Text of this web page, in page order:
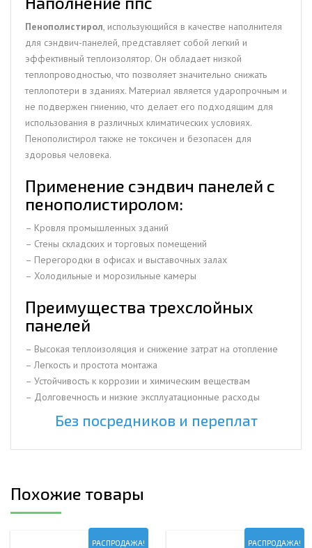
Пенополистирол, использующийся в качестве наполнителя
для сэндвич-панелей, представляет собой легкий и
эффективный теплоизолятор. Он обладает низкой
теплопроводностью, что позволяет значительно снижать
теплопотери в зданиях. Материал является ударопрочным и
не подвержен гниению, что делает его подходящим для
использования в различных климатических условиях.
Пенополистирол также не токсичен и безопасен для
здоровья человека.
Применение сэндвич панелей с
пенополистиролом:
– Кровля промышленных зданий
– Стены складских и торговых помещений
– Перегородки в офисах и выставочных залах
– Холодильные и морозильные камеры
Преимущества трехслойных
панелей
– Высокая теплоизоляция и снижение затрат на отопление
– Легкость и простота монтажа
– Устойчивость к коррозии и химическим веществам
– Долговечность и низкие эксплуатационные расходы
Без посредников и переплат
Похожие товары
РАСПРОДАЖА! РАСПРОДАЖА!